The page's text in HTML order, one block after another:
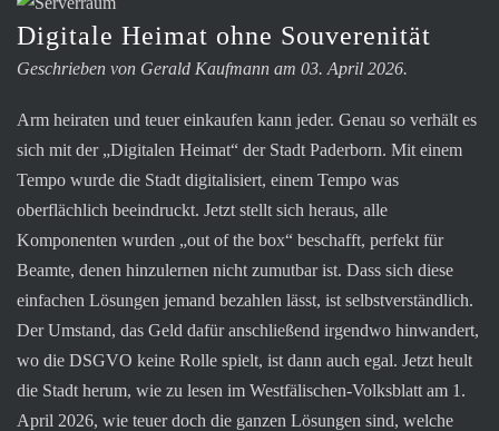
Digitale Heimat ohne Souverenität
Geschrieben von Gerald Kaufmann am 03. April 2026.
Arm heiraten und teuer einkaufen kann jeder. Genau so verhält es
sich mit der „Digitalen Heimat“ der Stadt Paderborn. Mit einem
Tempo wurde die Stadt digitalisiert, einem Tempo was
oberflächlich beeindruckt. Jetzt stellt sich heraus, alle
Komponenten wurden „out of the box“ beschafft, perfekt für
Beamte, denen hinzulernen nicht zumutbar ist. Dass sich diese
einfachen Lösungen jemand bezahlen lässt, ist selbstverständlich.
Der Umstand, das Geld dafür anschließend irgendwo hinwandert,
wo die DSGVO keine Rolle spielt, ist dann auch egal. Jetzt heult
die Stadt herum, wie zu lesen im Westfälischen-Volksblatt am 1.
April 2026, wie teuer doch die ganzen Lösungen sind, welche